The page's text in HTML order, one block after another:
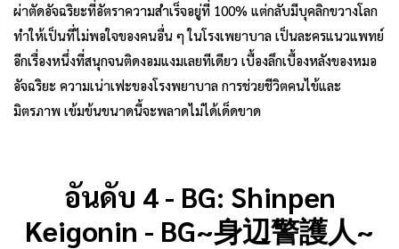
ผ่าตัดอัจฉริยะที่อัตราความสำเร็จอยู่ที่ 100% แต่กลับมีบุคลิกขวางโลก
ทำให้เป็นที่ไม่พอใจของคนอื่น ๆ ในโรงเพยาบาล เป็นละครแนวแพทย์
อีกเรื่องหนึ่งที่สนุกจนติดงอมแงมเลยทีเดียว เบื้องลึกเบื้องหลังของหมอ
อัจฉริยะ ความเน่าเฟะของโรงพยาบาล การช่วยชีวิตคนไข้และ
มิตรภาพ เข้มข้นขนาดนี้จะพลาดไม่ได้เด็ดขาด
อันดับ 4 - BG: Shinpen
Keigonin - BG~身辺警護人~